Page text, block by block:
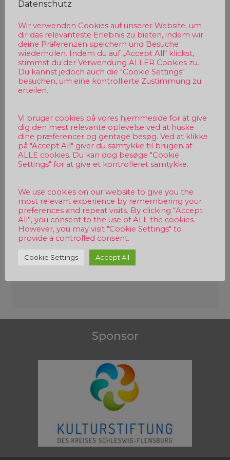
Beitragsnavigation
Sponsor
Datenschutz
Wir verwenden Cookies auf unserer Website, um
dir das relevanteste Erlebnis zu bieten, indem wir
deine Präferenzen speichern und Besuche
wiederholen. Indem du auf „Accept All“ klickst,
stimmst du der Verwendung ALLER Cookies zu.
Du kannst jedoch auch die "Cookie Settings"
besuchen, um eine kontrollierte Zustimmung zu
erteilen.
Vi bruger cookies på vores hjemmeside for at give
dig den mest relevante oplevelse ved at huske
dine præferencer og gentage besøg. Ved at klikke
på "Accept All" giver du samtykke til brugen af
ALLE cookies. Du kan dog besøge "Cookie
Settings" for at give et kontrolleret samtykke.
We use cookies on our website to give you the
most relevant experience by remembering your
preferences and repeat visits. By clicking “Accept
All”, you consent to the use of ALL the cookies.
However, you may visit "Cookie Settings" to
provide a controlled consent.
Cookie Settings Accept All